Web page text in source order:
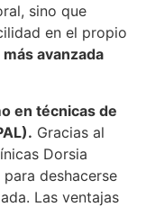
sino que
en el propio
avanzada
en técnicas de
Gracias al
Dorsia
para deshacerse
Las ventajas